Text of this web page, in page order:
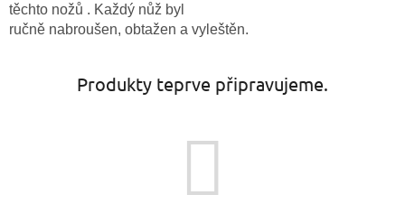
těchto nožů . Každý nůž byl
ručně nabroušen, obtažen a vyleštěn.
Produkty teprve připravujeme.